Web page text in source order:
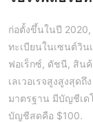
ก่อตั้งขึ้นในปี 2020,
ทะเบียนในเซนต์วิน
ฟอเร็กซ์, ดัชนี, สิน
เลเวอเรจสูงสูงสุด
มาตรฐาน มีบัญชีเด
บัญชีสดคือ $100.